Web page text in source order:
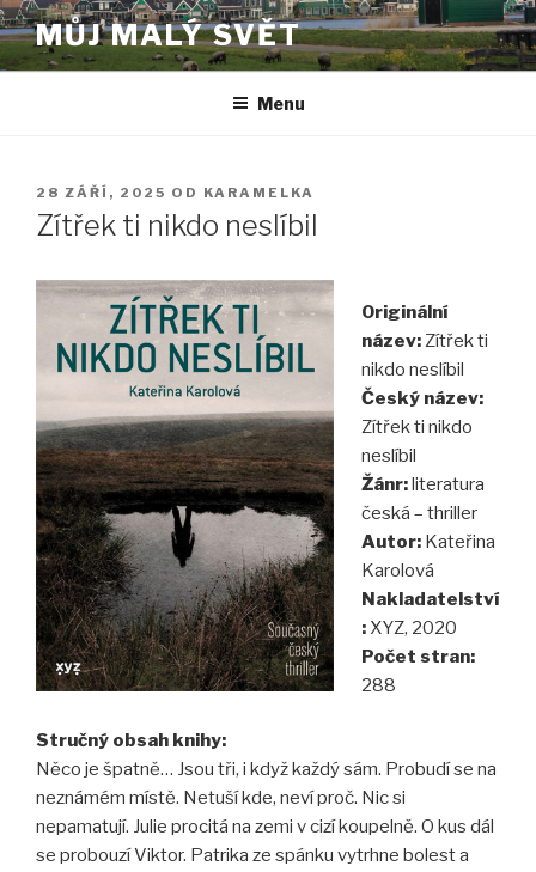
Přejít
k
obsahu
MŮJ MALÝ SVĚT
Menu
PUBLIKOVÁNO
28 ZÁŘÍ, 2025 OD KARAMELKA
Zítřek ti nikdo neslíbil
Originální
název:Zítřek ti
nikdo neslíbil
Český název:
Zítřek ti nikdo
neslíbil
Žánr:literatura
česká – thriller
Autor: Kateřina
Karolová
Nakladatelství
: XYZ, 2020
Počet stran:
288
Stručný obsah knihy:
Něco je špatně… Jsou tři, i když každý sám. Probudí se na
neznámém místě. Netuší kde, neví proč. Nic si
nepamatují. Julie procitá na zemi v cizí koupelně. O kus dál
se probouzí Viktor. Patrika ze spánku vytrhne bolest a